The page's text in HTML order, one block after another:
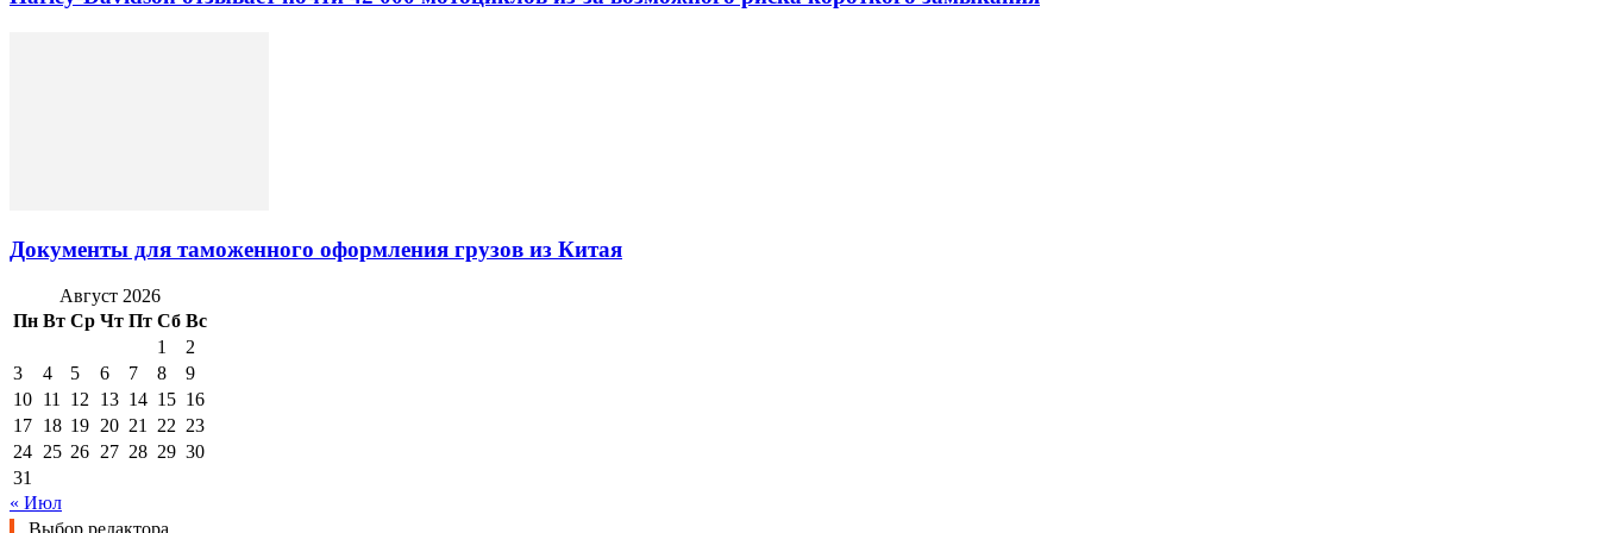
Документы для таможенного оформления грузов из Китая
Август 2026
Пн Вт Ср Чт Пт Сб Вс
1
2
3
4 5 6 7 8
9
10 11 12 13 14 15 16
17 18 19 20 21 22 23
24 25 26 27 28 29 30
31
« Июл